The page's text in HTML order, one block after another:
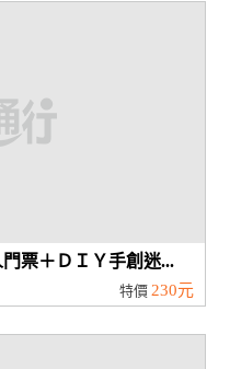
票＋ＤＩＹ手創迷...
特價 230元